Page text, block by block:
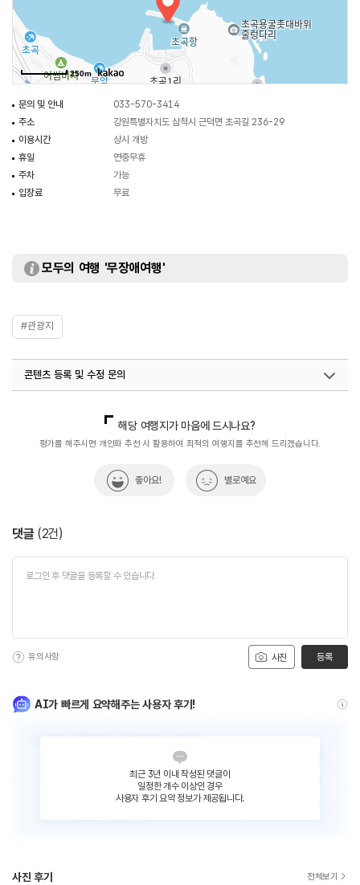
250m
문의 및 안내
033-570-3414
주소
강원특별자치도 삼척시 근덕면 초곡길 236-29
이용시간
상시 개방
휴일
연중무휴
주차
가능
입장료
무료
모두의 여행 '무장애여행'
#관광지
콘텐츠 등록 및 수정 문의
해당 여행지가 마음에 드시나요?
평가를 해주시면 개인화 추천 시 활용하여 최적의 여행지를 추천해 드리겠습니다.
좋아요! 별로예요
댓글 (2건)
사진
유의사항 등록
AI가 빠르게 요약해주는 사용자 후기!
최근 3년 이내 작성된 댓글이
일정한 개수 이상인 경우
사용자 후기 요약 정보가 제공됩니다.
사진 후기 전체보기